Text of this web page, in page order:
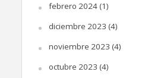
febrero 2024(1)
diciembre 2023 (4)
noviembre 2023 (4)
octubre 2023 (4)